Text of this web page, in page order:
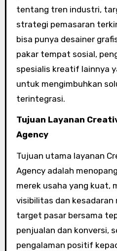
tentang tren industri,
strategi pemasaran
bisa punya desainer
pakar tempat sosial,
spesialis kreatif lainnya
untuk mengimbuhkan
terintegrasi.
Tujuan Layanan
Agency
Tujuan utama layanan
Agency adalah
merek usaha yang kuat,
visibilitas dan kesadaran
target pasar bersama
penjualan dan konversi,
pengalaman positif